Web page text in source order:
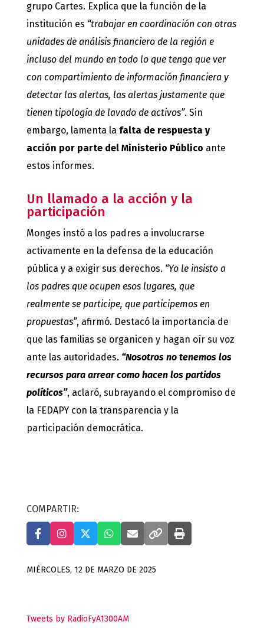
grupo Cartes. Explica que la función de la
institución es “trabajar en coordinación con otras
unidades de análisis financiero de la región e
incluso del mundo en todo lo que tenga que ver
con compartimiento de información financiera y
detectar las alertas, las alertas justamente que
tienen tipología de lavado de activos”. Sin
embargo, lamenta la falta de respuesta y
acción por parte del Ministerio Público ante
estos informes.
Un llamado a la acción y la
participación
Monges instó a los padres a involucrarse
activamente en la defensa de la educación
pública y a exigir sus derechos. “Yo le insisto a
los padres que ocupen esos lugares, que
realmente se participe, que participemos en
propuestas”, afirmó. Destacó la importancia de
que las familias se organicen y hagan oír su voz
ante las autoridades. “Nosotros no tenemos los
recursos para arrear como hacen los partidos
políticos”, aclaró, subrayando el compromiso de
la FEDAPY con la transparencia y la
participación democrática.
COMPARTIR:
MIÉRCOLES, 12 DE MARZO DE 2025
Tweets by RadioFyA1300AM